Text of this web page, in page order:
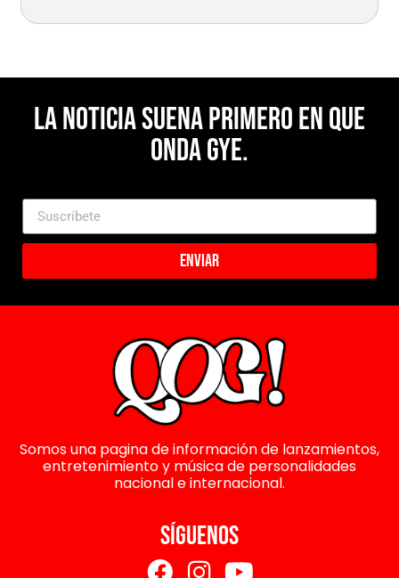
La noticia suena primero en Que
Onda Gye.
Enviar
Somos una pagina de información de lanzamientos,
entretenimiento y música de personalidades
nacional e internacional.
SÍGUENOS